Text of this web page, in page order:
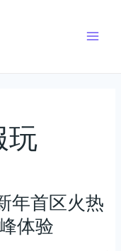
玩
年首区火热
体验